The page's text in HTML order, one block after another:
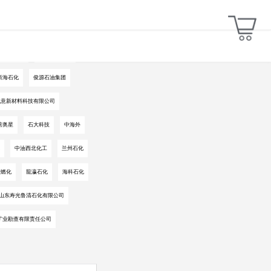
海石化 俊源石油集团
新材料科技有限公司
奥星 石大科技 中海外
中油西北化工 兰州石化
化 龍瀛石化 海科石化
东寿光鲁清石化有限公司
业勘查有限责任公司